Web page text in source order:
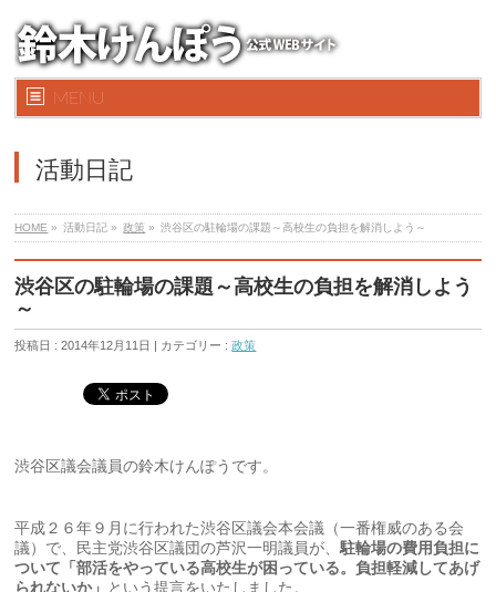
MENU
活動日記
HOME » 活動日記 » 政策 » 渋谷区の駐輪場の課題～高校生の負担を解消しよう～
渋谷区の駐輪場の課題～高校生の負担を解消しよう
～
投稿日 : 2014年12月11日 | カテゴリー :政策
渋谷区議会議員の鈴木けんぽうです。
平成２６年９月に行われた渋谷区議会本会議（一番権威のある会
議）で、民主党渋谷区議団の芦沢一明議員が、駐輪場の費用負担に
ついて「部活をやっている高校生が困っている。負担軽減してあげ
られないか」 という提言をいたしました。